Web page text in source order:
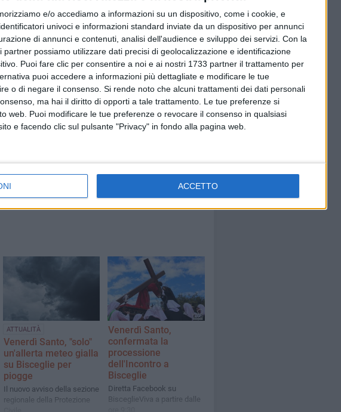
e/o accediamo a informazioni su un dispositivo, come i cookie, e
univoci e informazioni standard inviate da un dispositivo per annunci
di annunci e contenuti, analisi dell'audience e sviluppo dei servizi. Con la
possiamo utilizzare dati precisi di geolocalizzazione e identificazione
Puoi fare clic per consentire a noi e ai nostri 1733 partner il trattamento per
puoi accedere a informazioni più dettagliate e modificare le tue
o di negare il consenso. Si rende noto che alcuni trattamenti dei dati personali
ma hai il diritto di opporti a tale trattamento. Le tue preferenze si
web. Puoi modificare le tue preferenze o revocare il consenso in qualsiasi
e facendo clic sul pulsante "Privacy" in fondo alla pagina web.
ACCETTO
significativi del Venerdì Santo a Bisceglie: un
raccogliere migliaia di persone tra le vie del
commossa.
7 AGOSTO 2026
ATTUALITÀ
Venerdì Santo, "solo"
un'allerta meteo gialla
su Bisceglie per
piogge
Il nuovo avviso della sezione
regionale della Protezione
Venerdì Santo,
confermata la
processione
dell'Incontro a
Bisceglie
Diretta Facebook su
BisceglieViva a partire dalle